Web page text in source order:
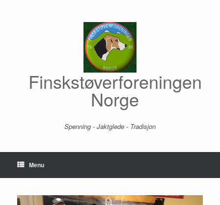
Finskstøverforeningen
Norge
Spenning - Jaktglede - Tradisjon
Menu